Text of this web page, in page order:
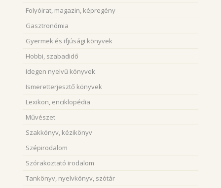
Folyóirat, magazin, képregény
Gasztronómia
Gyermek és ifjúsági könyvek
Hobbi, szabadidő
Idegen nyelvű könyvek
Ismeretterjesztő könyvek
Lexikon, enciklopédia
Művészet
Szakkönyv, kézikönyv
Szépirodalom
Szórakoztató irodalom
Tankönyv, nyelvkönyv, szótár